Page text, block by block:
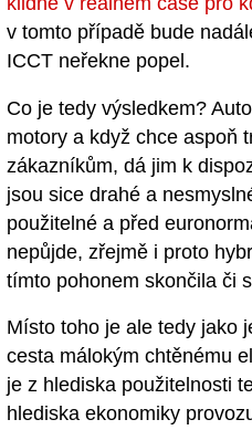
v tomto případě bude
ICCT neřekne popel.
Co je tedy výsledkem?
motory a když chce aspoň
zákazníkům, dá jim k
jsou sice drahé a
použitelné a před
nepůjde, zřejmě i proto
tímto pohonem skončila či
Místo toho je ale tedy jako
cesta málokým chtěnému
je z hlediska použitelnosti
hlediska ekonomiky